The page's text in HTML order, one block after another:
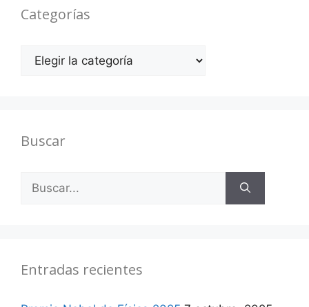
Categorías
Categorías
Buscar
Entradas recientes